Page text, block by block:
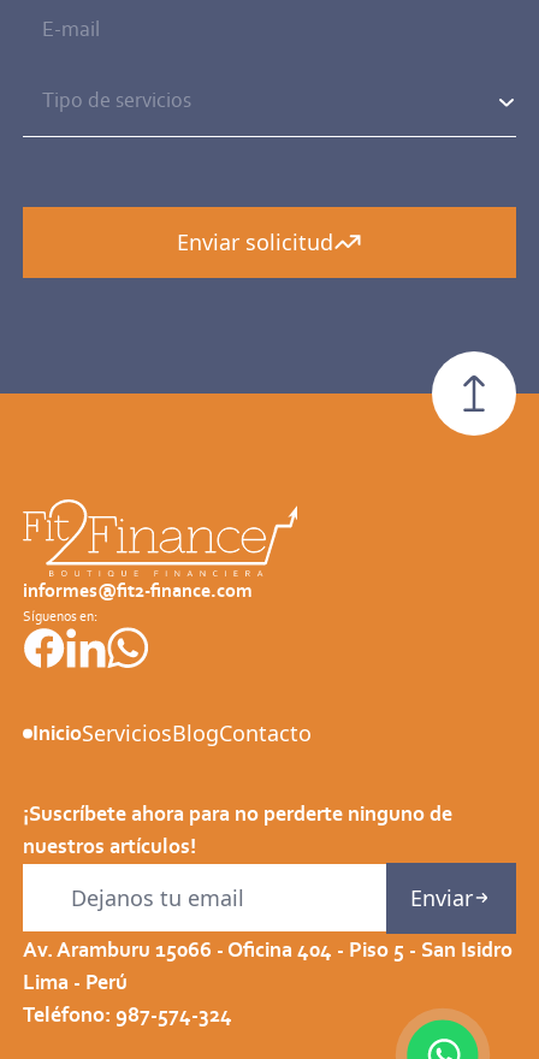
Tipo de servicios
Outsourcing Financiero
Diagnóstico e Implementación NIIF/IFRS --- Plenas
Estudios de Factibilidad Financiera
ADVISER - Financiamiento Bancario
Procesos concursales
Asesoría Tributaria
Enviar solicitud
informes@fit2-finance.com
Síguenos en:
InicioServiciosBlogContacto
¡Suscríbete ahora para no perderte ninguno de
nuestros artículos!
Enviar
Av. Aramburu 15066 - Oficina 404 - Piso 5 - San Isidro
Lima - Perú
Teléfono: 987-574-324